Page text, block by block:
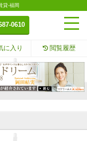
貸-福岡
0610
に入り 閲覧履歴